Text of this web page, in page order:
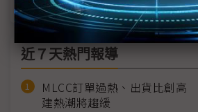
近７天熱門報導
MLCC訂單過熱、出貨比創高
建熱潮將趨緩